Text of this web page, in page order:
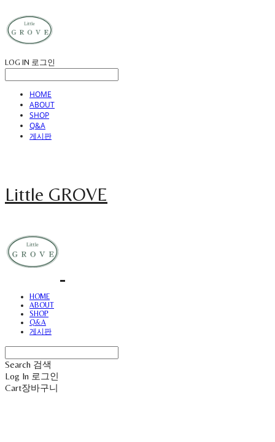
LOG IN 로그인
HOME
ABOUT
SHOP
Q&A
게시판
Little GROVE
HOME
ABOUT
SHOP
Q&A
게시판
Search 검색
Log In 로그인
Cart장바구니